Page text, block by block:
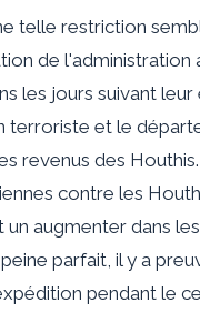
telle restriction
de l'administration
les jours suivant
terroriste et le
revenus des
contre les
un augmenter dans
parfait, il y a
pendant le